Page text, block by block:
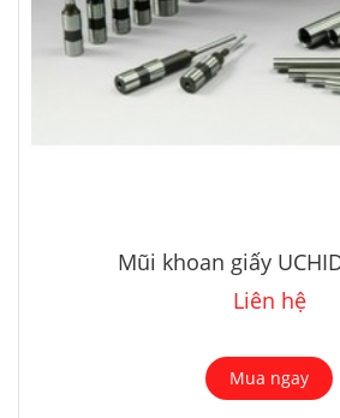
Mũi khoan giấy
Liên hệ
Mua ngay